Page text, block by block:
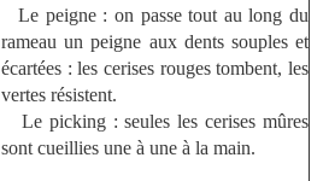
Le peigne : on passe tout au long du
rameau un peigne aux dents souples et
écartées : les cerises rouges tombent, les
vertes résistent.
Le picking : seules les cerises mûres
sont cueillies une à une à la main.